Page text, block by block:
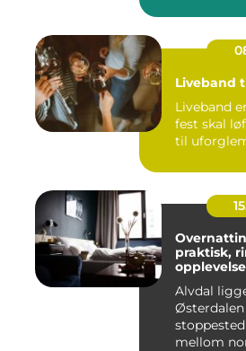
Liveband
Liveband
fest skal
til
praktisk,
Alvdal
mellom